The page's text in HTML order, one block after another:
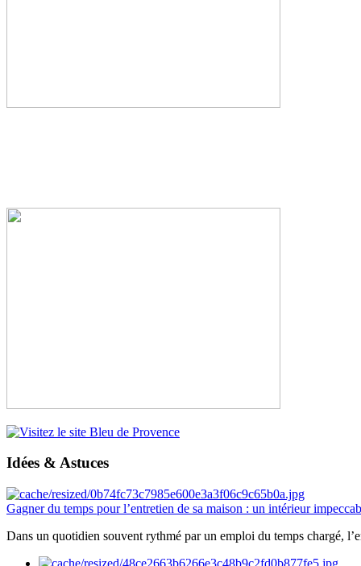
Idées & Astuces
Gagner du temps pour l’entretien de sa maison : un intérieur
Dans un quotidien souvent rythmé par un emploi du temps chargé,